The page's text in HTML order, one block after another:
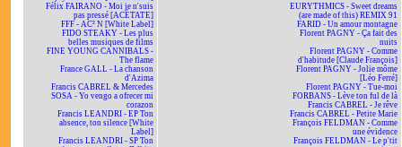
Félix FAIRANO - Moi je n'suis
pas pressé [ACÉTATE]
FFF - AC² N [White Label]
FIDO STEAKY - Les plus
belles musiques de films
FINE YOUNG CANNIBALS -
The flame
France GALL - La chanson
d'Azima
Francis CABREL & Mercedes
SOSA - Yo vengo a ofrecer mi
corazon
Francis LEANDRI - EP Ton
absence, ton silence [White
Label]
Francis LEANDRI - SP Ton
EURYTHMICS - Sweet dreams
(are made of this) REMIX 91
FARID - Un amour montagne
Florent PAGNY - Ça fait des
nuits
Florent PAGNY - Comme
d'habitude [Claude François]
Florent PAGNY - Jolie môme
[Léo Ferré]
Florent PAGNY - Tue-moi
FORBANS - Lève ton ful de là
Francis CABREL - Je rêve
Francis CABREL - Petite Marie
François FELDMAN - Comme
une évidence
François FELDMAN - Le p'tit